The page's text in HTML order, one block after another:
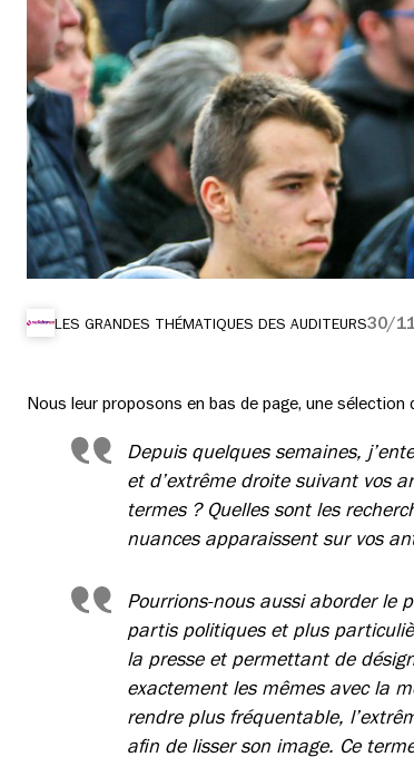
LES GRANDES THÉMATIQUES DES AUDITEURS30/
Nous leur proposons en bas de page, une
Depuis quelques semaines,
et d’extrême droite suivant vos
termes ? Quelles sont les
nuances apparaissent sur vos
Pourrions-nous aussi aborder le
partis politiques et plus
la presse et permettant de
exactement les mêmes avec la
rendre plus fréquentable,
afin de lisser son image. Ce